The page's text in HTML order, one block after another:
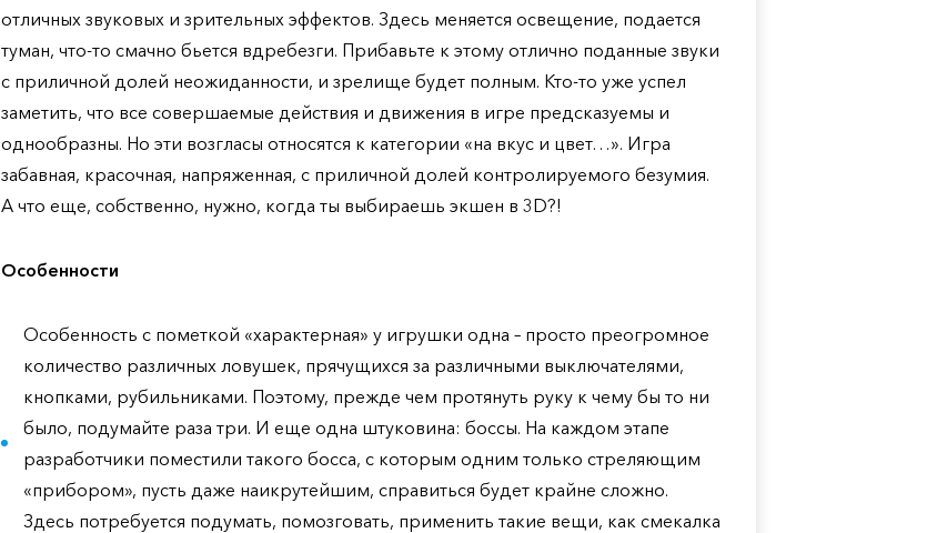
отличных звуковых и зрительных эффектов. Здесь меняется освещение, подается
туман, что-то смачно бьется вдребезги. Прибавьте к этому отлично поданные звуки
с приличной долей неожиданности, и зрелище будет полным. Кто-то уже успел
заметить, что все совершаемые действия и движения в игре предсказуемы и
однообразны. Но эти возгласы относятся к категории «на вкус и цвет…». Игра
забавная, красочная, напряженная, с приличной долей контролируемого безумия.
А что еще, собственно, нужно, когда ты выбираешь экшен в 3D?!
Особенности
Особенность с пометкой «характерная» у игрушки одна – просто преогромное
количество различных ловушек, прячущихся за различными выключателями,
кнопками, рубильниками. Поэтому, прежде чем протянуть руку к чему бы то ни
было, подумайте раза три. И еще одна штуковина: боссы. На каждом этапе
разработчики поместили такого босса, с которым одним только стреляющим
«прибором», пусть даже наикрутейшим, справиться будет крайне сложно.
Здесь потребуется подумать, помозговать, применить такие вещи, как смекалка